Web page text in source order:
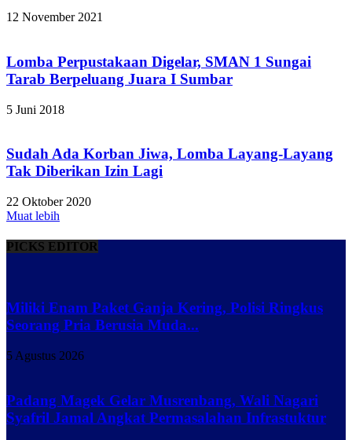
12 November 2021
Lomba Perpustakaan Digelar, SMAN 1 Sungai
Tarab Berpeluang Juara I Sumbar
5 Juni 2018
Sudah Ada Korban Jiwa, Lomba Layang-Layang
Tak Diberikan Izin Lagi
22 Oktober 2020
Muat lebih
PICKS EDITOR
Miliki Enam Paket Ganja Kering, Polisi Ringkus
Seorang Pria Berusia Muda...
5 Agustus 2026
Padang Magek Gelar Musrenbang, Wali Nagari
Syafril Jamal Angkat Permasalahan Infrastuktur